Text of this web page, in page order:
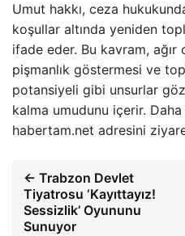
Umut hakkı, ceza
koşullar altında yeniden
ifade eder. Bu kavram, ağır
pişmanlık göstermesi ve
potansiyeli gibi unsurlar
kalma umudunu içerir.
habertam.net adresini
← Trabzon Devlet
Tiyatrosu ‘Kayıttayız!
Sessizlik’ Oyununu
Sunuyor